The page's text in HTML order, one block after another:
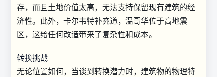
存，而且土地价值太高，无法支持保留现有建筑的经
济性。此外，卡尔韦特补充道，温哥华位于高地震
区，这给任何改造带来了复杂性和成本。
转换挑战
无论位置如何，当谈到转换潜力时，建筑物的物理特